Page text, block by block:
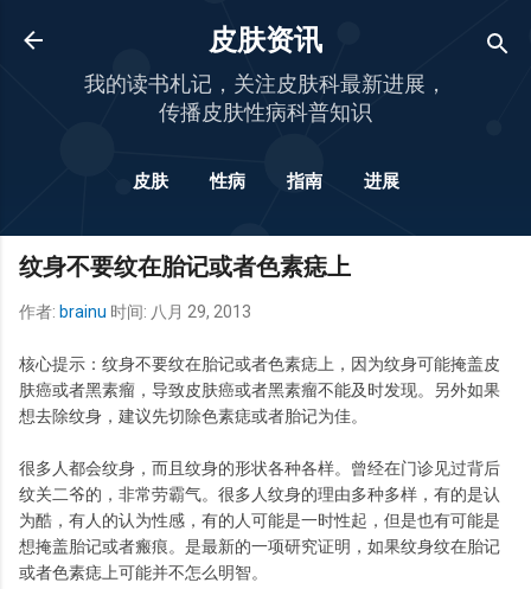
跳至主要内容
皮肤资讯
我的读书札记，关注皮肤科最新进展，
传播皮肤性病科普知识
皮肤 性病 指南 进展
纹身不要纹在胎记或者色素痣上
作者: brainu 时间: 八月 29, 2013
核心提示：纹身不要纹在胎记或者色素痣上，因为纹身可能掩盖皮
肤癌或者黑素瘤，导致皮肤癌或者黑素瘤不能及时发现。另外如果
想去除纹身，建议先切除色素痣或者胎记为佳。
很多人都会纹身，而且纹身的形状各种各样。曾经在门诊见过背后
纹关二爷的，非常劳霸气。很多人纹身的理由多种多样，有的是认
为酷，有人的认为性感，有的人可能是一时性起，但是也有可能是
想掩盖胎记或者瘢痕。是最新的一项研究证明，如果纹身纹在胎记
或者色素痣上可能并不怎么明智。